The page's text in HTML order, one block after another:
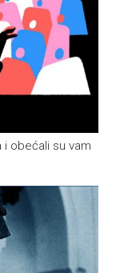
obećali su vam